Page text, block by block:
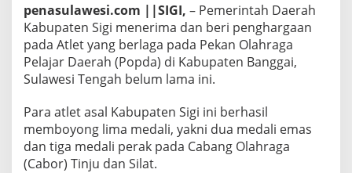
A
t
l
e
t
a
l
S
penasulawesi.com ||SIGI, – Pemerintah Daerah
Kabupaten Sigi menerima dan beri penghargaan
pada Atlet yang berlaga pada Pekan Olahraga
Pelajar Daerah (Popda) di Kabupaten Banggai,
Sulawesi Tengah belum lama ini.
Para atlet asal Kabupaten Sigi ini berhasil
memboyong lima medali, yakni dua medali emas
dan tiga medali perak pada Cabang Olahraga
(Cabor) Tinju dan Silat.